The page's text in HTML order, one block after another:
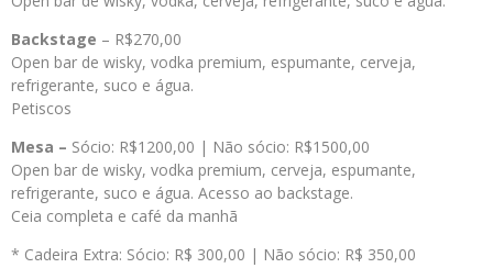
Backstage – R$270,00
Open bar de wisky, vodka premium, espumante, cerveja,
refrigerante, suco e água.
Petiscos
Mesa – Sócio: R$1200,00 | Não sócio: R$1500,00
Open bar de wisky, vodka premium, cerveja, espumante,
refrigerante, suco e água. Acesso ao backstage.
Ceia completa e café da manhã
* Cadeira Extra: Sócio: R$ 300,00 | Não sócio: R$ 350,00